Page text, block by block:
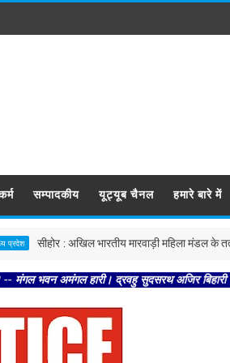
सम्पादकीय यूट्यूब चैनल हमारे बारे में
: अखिल भारतीय मारवाड़ी महिला मंडल के
हारी। द्रवहु सुदसरथ अजिर बिहारी ।। --